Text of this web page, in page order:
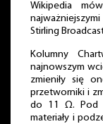
Wikipedia
Stirling
Kolumny
najnowszym
zmieniły się
przetworniki i
do 11 Ω. Pod
materiały i